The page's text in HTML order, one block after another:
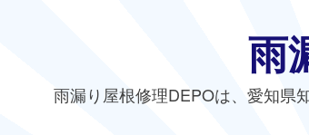
雨
雨漏り屋根修理DEPOは、愛知県